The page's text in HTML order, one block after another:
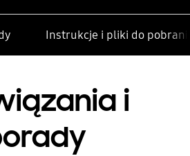
Instrukcje i pliki do
i